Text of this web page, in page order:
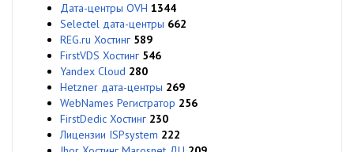
Дата-центры OVH 1344
Selectel дата-центры 662
REG.ru Хостинг 589
FirstVDS Хостинг 546
Yandex Cloud 280
Hetzner дата-центры 269
WebNames Регистратор 256
FirstDedic Хостинг 230
Лицензии ISPsystem 222